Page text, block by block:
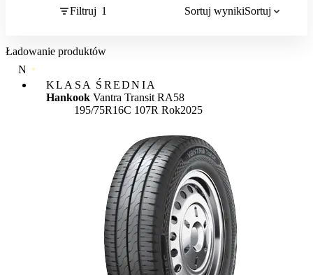
Filtruj 1 Sortuj wynikiSortuj
Ładowanie produktów
NAJWYŻSZA JAKOŚĆ
KLASA ŚREDNIA
Hankook Vantra Transit RA58
195/75R16C 107R Rok2025